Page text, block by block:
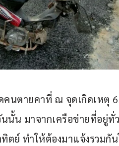
คนตายคาที่ ณ จุดเกิดเหตุ
นนั้น มาจากเครือข่ายที่อยู่
ตย์ ทำให้ต้องมาแจ้งรวมกั